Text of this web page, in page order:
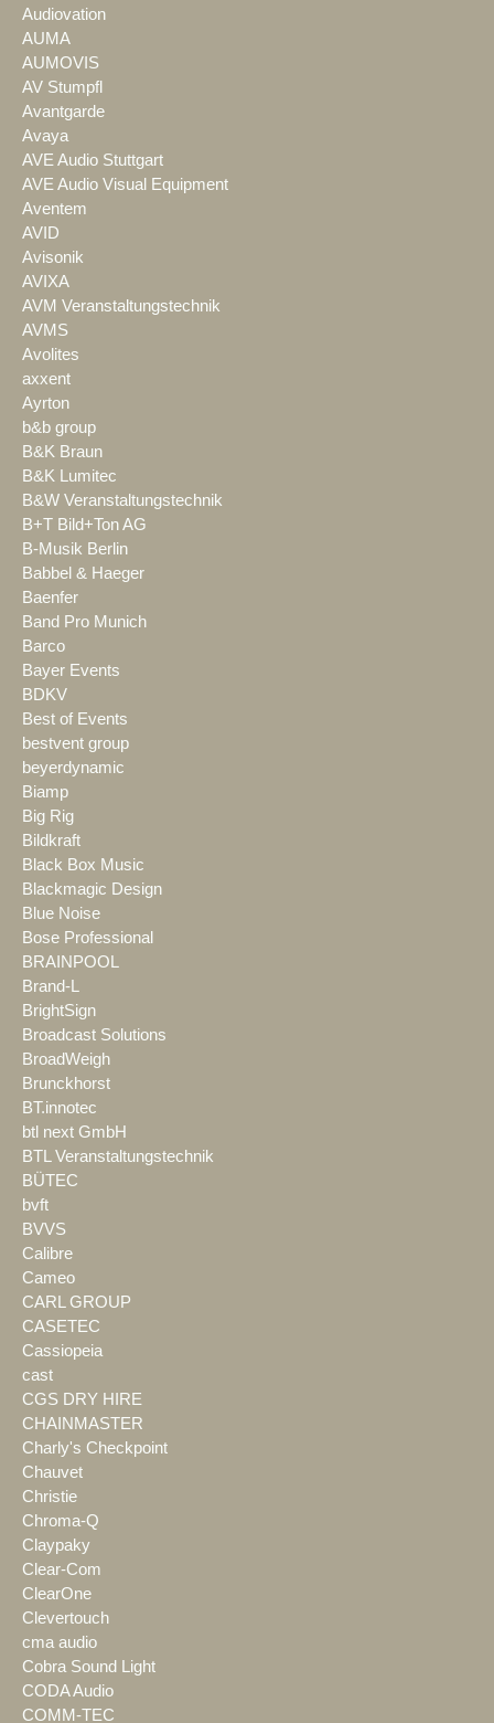
Audiovation
AUMA
AUMOVIS
AV Stumpfl
Avantgarde
Avaya
AVE Audio Stuttgart
AVE Audio Visual Equipment
Aventem
AVID
Avisonik
AVIXA
AVM Veranstaltungstechnik
AVMS
Avolites
axxent
Ayrton
b&b group
B&K Braun
B&K Lumitec
B&W Veranstaltungstechnik
B+T Bild+Ton AG
B-Musik Berlin
Babbel & Haeger
Baenfer
Band Pro Munich
Barco
Bayer Events
BDKV
Best of Events
bestvent group
beyerdynamic
Biamp
Big Rig
Bildkraft
Black Box Music
Blackmagic Design
Blue Noise
Bose Professional
BRAINPOOL
Brand-L
BrightSign
Broadcast Solutions
BroadWeigh
Brunckhorst
BT.innotec
btl next GmbH
BTL Veranstaltungstechnik
BÜTEC
bvft
BVVS
Calibre
Cameo
CARL GROUP
CASETEC
Cassiopeia
cast
CGS DRY HIRE
CHAINMASTER
Charly's Checkpoint
Chauvet
Christie
Chroma-Q
Claypaky
Clear-Com
ClearOne
Clevertouch
cma audio
Cobra Sound Light
CODA Audio
COMM-TEC